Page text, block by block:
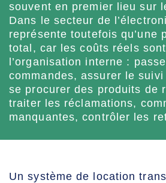
souvent en premier lieu sur
Dans le secteur de
représente toutefois qu’une
total, car les coûts réels
l’organisation interne :
commandes, assurer le
se procurer des produits de
traiter les réclamations,
manquantes, contrôler les
Un système de location